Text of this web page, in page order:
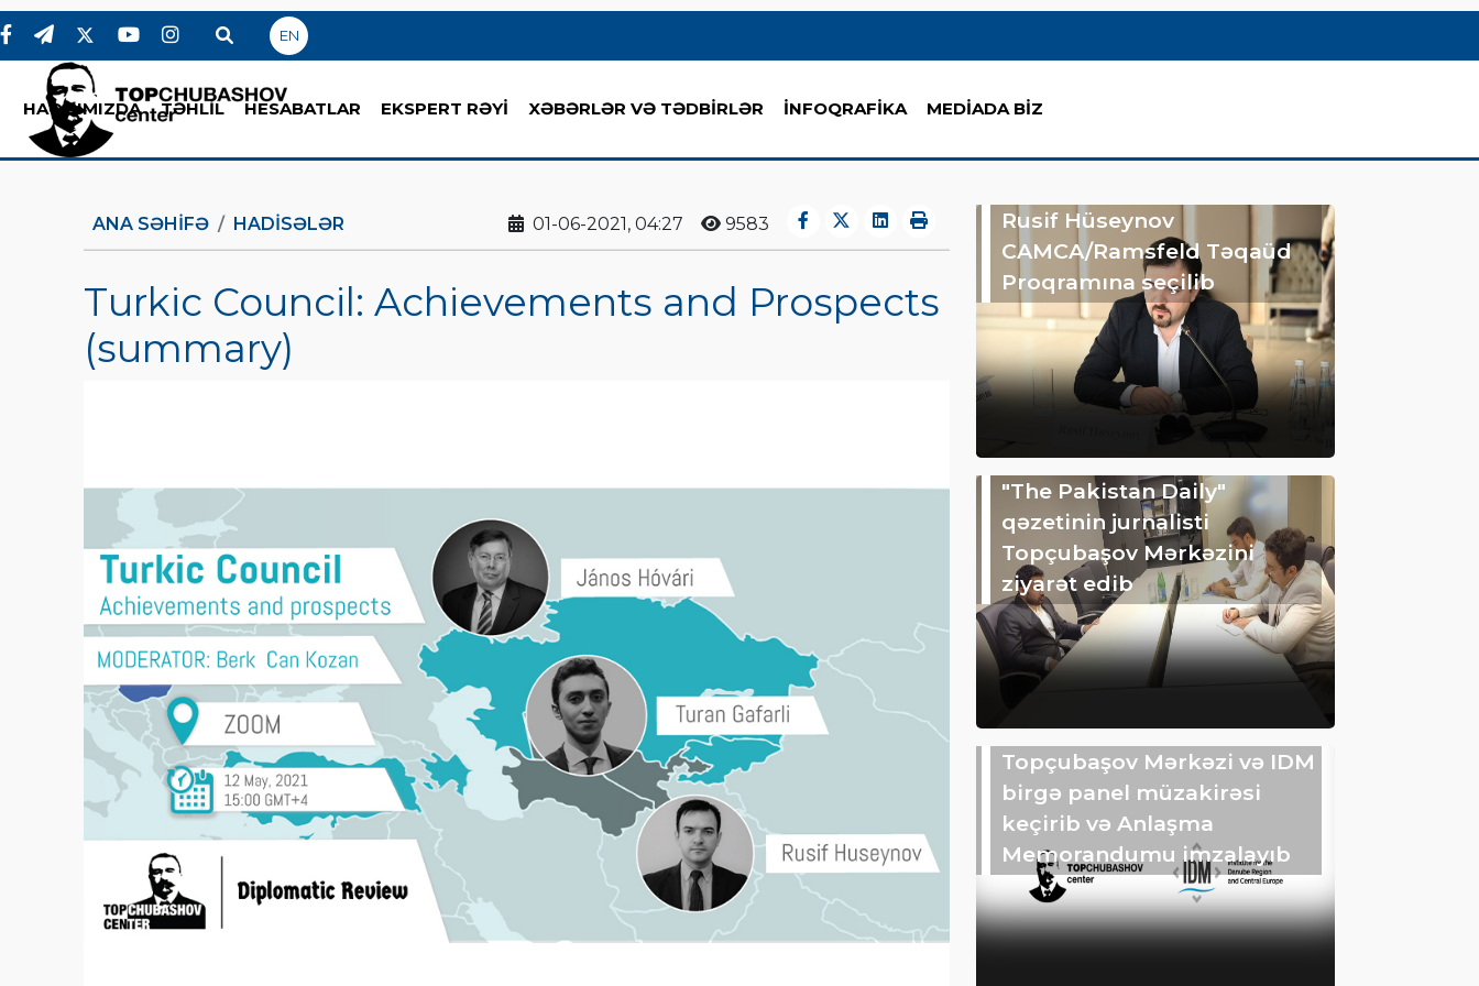
EN
HAQQIMIZDA TƏHLİL HESABATLAR EKSPERT RƏYİ XƏBƏRLƏR VƏ TƏDBİRLƏR İNFOQRAFİKA MEDİADA BİZ
ANA SƏHIFƏ HADİSƏLƏR 01-06-2021, 04:27 9583
Turkic Council: Achievements and Prospects
(summary)
Rusif Hüseynov
CAMCA/Ramsfeld Təqaüd
Proqramına seçilib
"The Pakistan Daily"
qəzetinin jurnalisti
Topçubaşov Mərkəzini
ziyarət edib
Topçubaşov Mərkəzi və IDM
birgə panel müzakirəsi
keçirib və Anlaşma
Memorandumu imzalayıb